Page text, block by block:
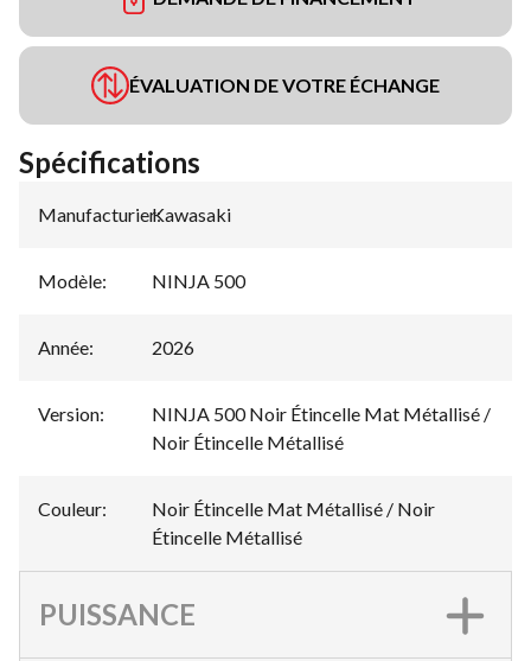
ÉVALUATION DE VOTRE ÉCHANGE
Spécifications
Manufacturier:
Kawasaki
Modèle: NINJA 500
Année: 2026
Version:
NINJA 500 Noir Étincelle Mat Métallisé /
Noir Étincelle Métallisé
Couleur:
Noir Étincelle Mat Métallisé / Noir
Étincelle Métallisé
PUISSANCE